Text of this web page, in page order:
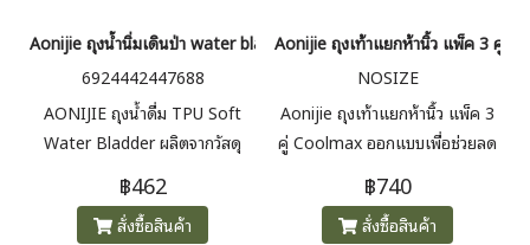
Aonijie ถุงน้ำนิ่มเดินป่า water bladder
6924442447688
AONIJIE ถุงน้ำดื่ม TPU Soft
Water Bladder ผลิตจากวัสดุ
ปลอดภัยต่อการดื่ม ออกแบบน้ำ
หนักเบา ปากกว้าง เติมน้ำและ
฿462
สั่งซื้อสินค้า
Aonijie ถุงเท้าแยกห้านิ้ว แพ็ค 3 คู่
NOSIZE
Aonijie ถุงเท้าแยกห้านิ้ว แพ็ค 3
คู่ Coolmax ออกแบบเพื่อช่วยลด
สบายในการเดิน วิ่ง และกิจกรรม
กลางแจ้ง เนื้อผ้านุ่ม ระบายอากาศ
฿740
สั่งซื้อสินค้า